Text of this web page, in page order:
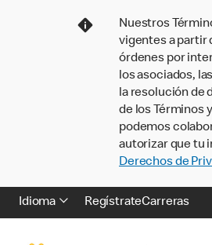
Nuestros
vigentes a partir
órdenes por
los asociados,
la resolución de
de los Términos
podemos
autorizar que tu
Derechos de
Idioma RegístrateCarreras